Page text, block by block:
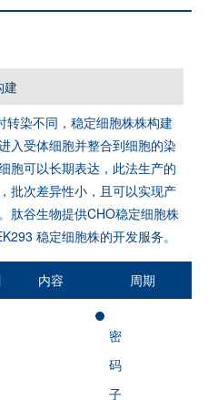
建
染不同，稳定细胞株株构建
入受体细胞并整合到细胞的染
胞可以长期表达，此法生产的
批次差异性小，且可以实现产
肽谷生物提供CHO稳定细胞株
稳定细胞株的开发服务。
内容 周期
密
码
子